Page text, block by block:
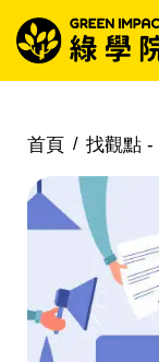
首頁 找觀點 -